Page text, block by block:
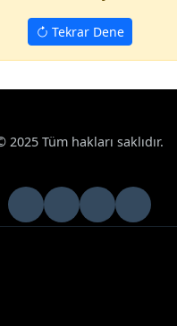
Tekrar Dene
İnsan Besni’de sağanak
ilçesinde uzun süredir
başlayan sağanak yağış